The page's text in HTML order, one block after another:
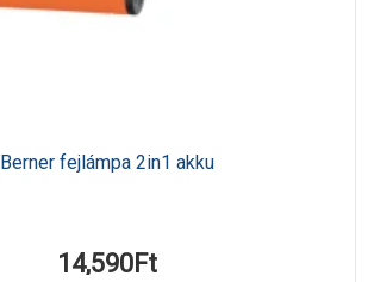
Berner fejlámpa 2in1 akku
14,590Ft